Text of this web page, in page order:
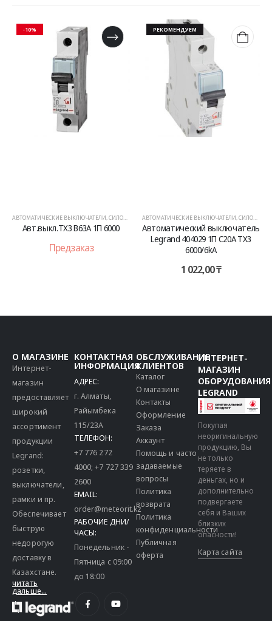
-10%
АВТОМАТИЧЕСКИЕ ВЫКЛЮЧАТЕЛИ,СИЛОВОЕ ОБОРУДОВАНИЕ
Авт.выкл.TX3 B63A 1П 6000
Предзаказ
РЕКОМЕНДУЕМ
АВТОМАТИЧЕСКИЕ ВЫКЛЮЧАТЕЛИ,СИЛОВОЕ ОБОРУДОВАНИЕ
Автоматический выключатель
Legrand 404029 1П C20A TX3
6000/6kA
1 022,00₸
О МАГАЗИНЕ
Интернет-
магазин
предоставляет
широкий
ассортимент
продукции
Legrand:
розетки,
выключатели,
рамки и пр.
Обеспечивает
быструю
недорогую
доставку в
Казахстане.
читать
дальше...
КОНТАКТНАЯ
ИНФОРМАЦИЯ
АДРЕС:
г. Алматы,
Райымбека
115/23A
ТЕЛЕФОН:
+7 776 272
4000;+7 727 339
2600
EMAIL:
order@meteorit.kz
РАБОЧИЕ ДНИ/
ЧАСЫ:
Понедельник -
Пятница с 09:00
до 18:00
ОБСЛУЖИВАНИЕ
КЛИЕНТОВ
Каталог
О магазине
Контакты
Оформление
Заказа
Аккаунт
Помощь и часто
задаваемые
вопросы
Политика
возврата
Политика
конфиденциальности
Публичная
оферта
ИНТЕРНЕТ-
МАГАЗИН
ОБОРУДОВАНИЯ
LEGRAND
Покупая
неоригинальную
продукцию, Вы
не только
теряете в
деньгах, но и
дополнительно
подвергаете
себя и Ваших
близких
опасности!
Карта сайта